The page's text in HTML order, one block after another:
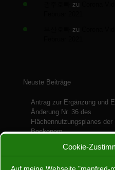
Cookie-
zu
zu
Neuste Beiträge
Antrag zur Ergänzung und
Änderung Nr. 36 des
Flächennutzungsplanes der
Bockenem
28. Juli 2024
Ein Jahr ohne Atomenergie